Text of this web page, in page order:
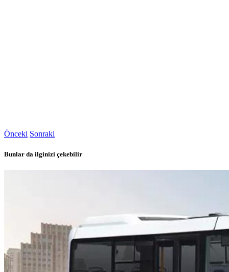
Önceki Sonraki
Bunlar da ilginizi çekebilir